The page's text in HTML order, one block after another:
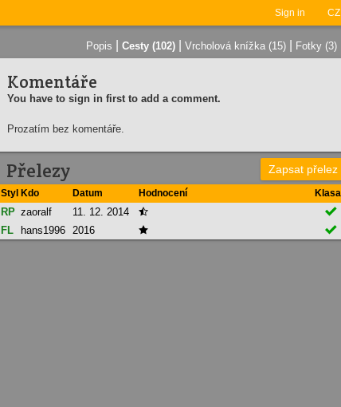
Sign in CZ
Popis Cesty (102) Vrcholová knížka (15) Fotky (3)
Komentáře
You have to sign in first to add a comment.
Prozatím bez komentáře.
Přelezy Zapsat přelez
Styl Kdo Datum Hodnocení Klasa
RP zaoralf 11. 12. 2014 

FL
hans1996 2016  